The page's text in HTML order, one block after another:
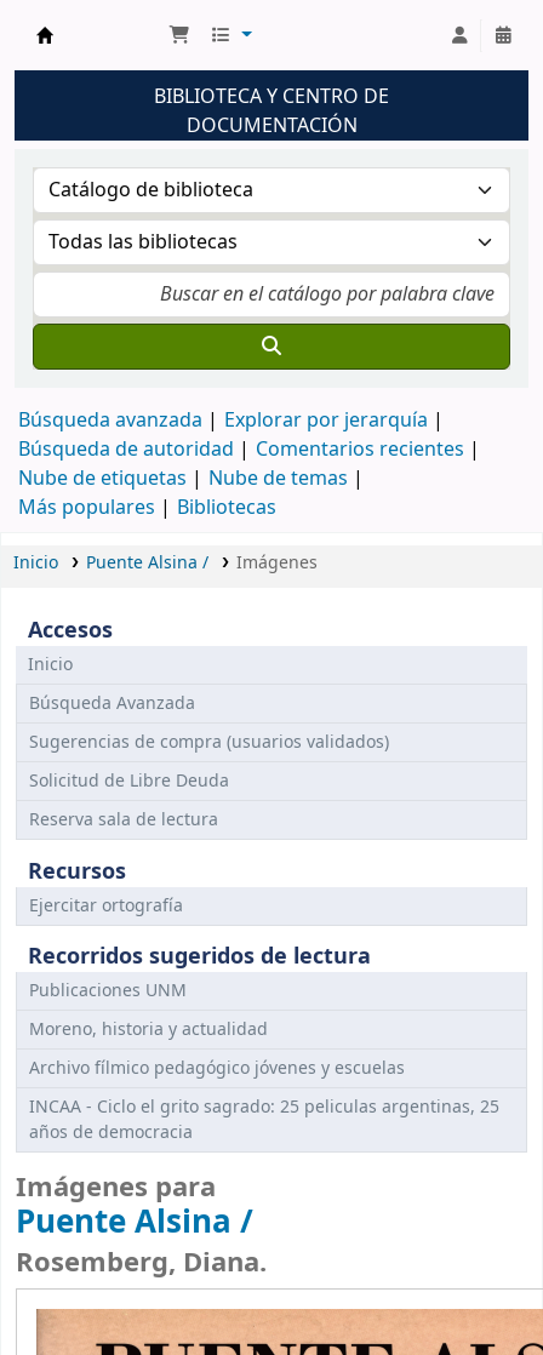
Biblioteca UNM
BIBLIOTECA Y CENTRO DE
DOCUMENTACIÓN
Búsqueda avanzada
Explorar por jerarquía
Búsqueda de autoridad
Comentarios recientes
Nube de etiquetas
Nube de temas
Más populares
Bibliotecas
Inicio Puente Alsina / Imágenes
Accesos
Inicio
Búsqueda Avanzada
Sugerencias de compra (usuarios validados)
Solicitud de Libre Deuda
Reserva sala de lectura
Recursos
Ejercitar ortografía
Recorridos sugeridos de lectura
Publicaciones UNM
Moreno, historia y actualidad
Archivo fílmico pedagógico jóvenes y escuelas
INCAA - Ciclo el grito sagrado: 25 peliculas argentinas, 25
años de democracia
Imágenes para
Puente Alsina /
Rosemberg, Diana.